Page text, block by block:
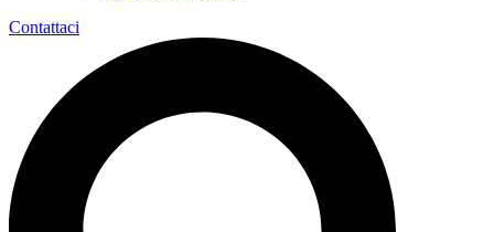
Contattaci